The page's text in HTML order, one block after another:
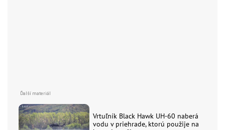
Vrtuľník Black Hawk UH-60 naberá
vodu v priehrade, ktorú použije na